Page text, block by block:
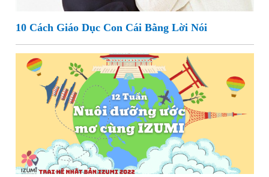
10 Cách Giáo Dục Con Cái Bằng Lời Nói